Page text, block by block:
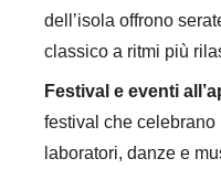
dell’isola offrono
classico a ritmi più
Festival e eventi
festival che
laboratori, danze e